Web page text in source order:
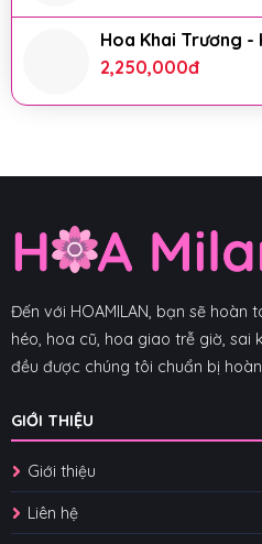
Hoa Khai Trương -
2,250,000đ
Đến với HOAMILAN, bạn sẽ hoàn
héo, hoa cũ, hoa giao trễ giờ, sai
đều được chúng tôi chuẩn bị
GIỚI THIỆU
Giới thiệu
Liên hệ